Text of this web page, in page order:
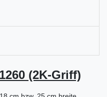
(2K-Griff)